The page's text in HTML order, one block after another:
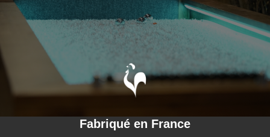
Fabriqué en France